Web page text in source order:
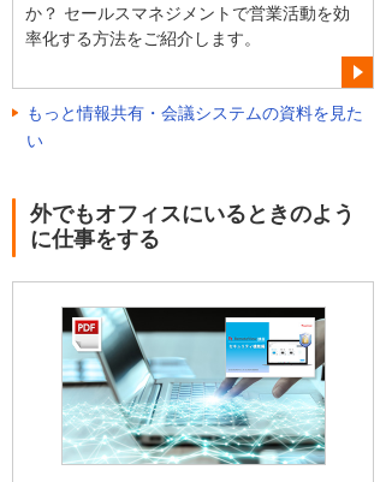
か？ セールスマネジメントで営業活動を効
率化する方法をご紹介します。
もっと情報共有・会議システムの資料を見た
い
外でもオフィスにいるときのよう
に仕事をする